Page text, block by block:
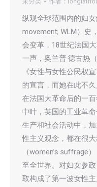
纵观全球范围内的妇
movement; WLM）史
会变革，18世纪法国
一声，奥兰普·德古热
《女性与女性公民权
的宣言，而她在此不
在法国大革命后的一
中叶，英国的工业革
生产和社会活动中，
性主义观念，都在很
（women’s suffrage
至全世界。对妇女参
取构成了第一波女性